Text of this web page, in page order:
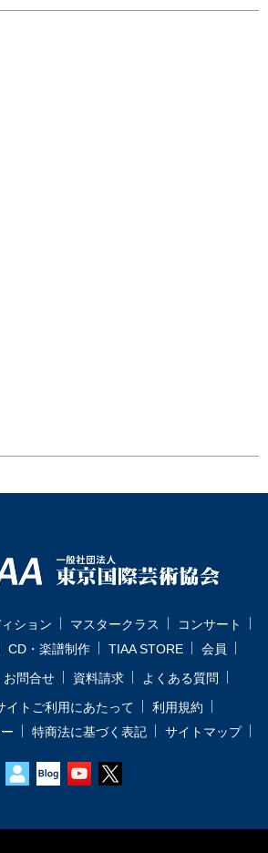
ション マスタークラス
コンサート
CD・楽譜制作 TIAA STORE
会員
お問合せ 資料請求
よくある質問
イトご利用にあたって
利用規約
特商法に基づく表記 サイトマップ